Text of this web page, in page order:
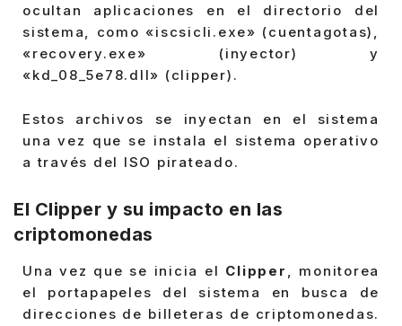
ocultan aplicaciones en el directorio del
sistema, como «iscsicli.exe» (cuentagotas),
«recovery.exe» (inyector) y
«kd_08_5e78.dll» (clipper).
Estos archivos se inyectan en el sistema
una vez que se instala el sistema operativo
a través del ISO pirateado.
El Clipper y su impacto en las
criptomonedas
Una vez que se inicia el Clipper , monitorea
el portapapeles del sistema en busca de
direcciones de billeteras de criptomonedas.